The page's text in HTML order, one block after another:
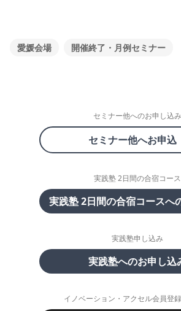
愛媛会場 開催終了・月例セミナー
セミナー他へのお申し込み
セミナー他へお申込
実践塾 2日間の合宿コース
実践塾 2日間の合宿コースへ
実践塾申し込み
実践塾へのお申し込
イノベーション・アクセル会員登